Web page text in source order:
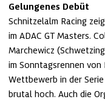
Gelungenes Debüt
Schnitzelalm Racing
im ADAC GT Masters.
Marchewicz
im Sonntagsrennen von
Wettbewerb in der
brutal hoch. Auch die